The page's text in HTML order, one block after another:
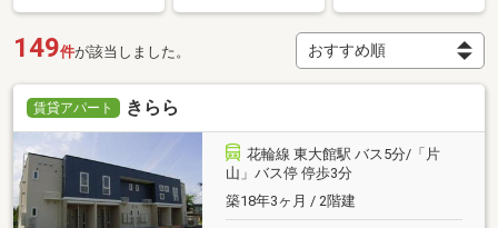
149件が該当しました。
賃貸アパート きらら
花輪線 東大館駅 バス5分/「片
山」バス停 停歩3分
築18年3ヶ月 / 2階建